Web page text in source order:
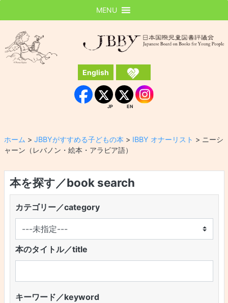
JBBY
English
Facebook
JP
JP
EN
EN Instagram
MENU
ホーム > JBBYがすすめる子どもの本 > IBBY オナーリスト > ニーシ
ャーン（レバノン・絵本・アラビア語）
本を探す／book search
カテゴリー／category
本のタイトル／title
キーワード／keyword